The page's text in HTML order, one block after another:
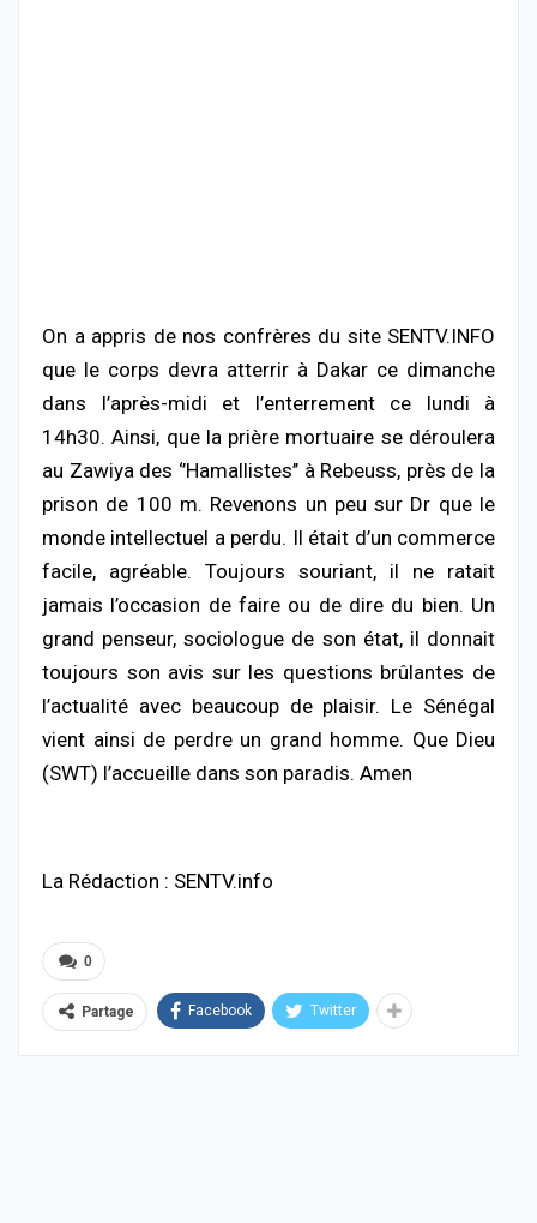
On a appris de nos confrères du site SENTV.INFO
que le corps devra atterrir à Dakar ce dimanche
dans l’après-midi et l’enterrement ce lundi à
14h30. Ainsi, que la prière mortuaire se déroulera
au Zawiya des ‘’Hamallistes’’ à Rebeuss, près de la
prison de 100 m. Revenons un peu sur Dr que le
monde intellectuel a perdu. Il était d’un commerce
facile, agréable. Toujours souriant, il ne ratait
jamais l’occasion de faire ou de dire du bien. Un
grand penseur, sociologue de son état, il donnait
toujours son avis sur les questions brûlantes de
l’actualité avec beaucoup de plaisir. Le Sénégal
vient ainsi de perdre un grand homme. Que Dieu
(SWT) l’accueille dans son paradis. Amen
La Rédaction : SENTV.info
0
Partage Facebook Twitter